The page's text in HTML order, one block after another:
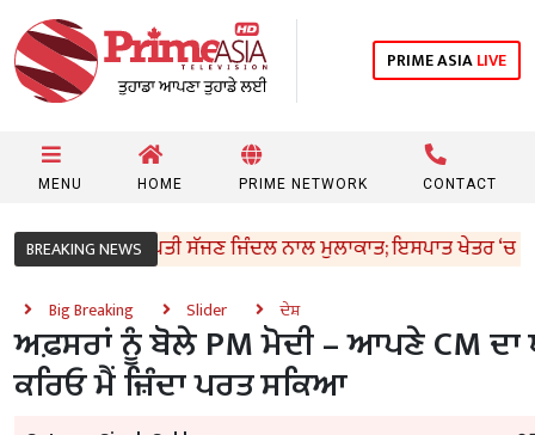
PRIME ASIALIVE
MENU HOME PRIME NETWORK CONTACT
BREAKING NEWS
ਦੀ ਉਦਯੋਗਪਤੀ ਸੱਜਣ ਜਿੰਦਲ ਨਾਲ ਮੁਲਾਕਾਤ; ਇਸਪਾਤ ਖੇਤਰ ‘ਚ
Big Breaking Slider ਦੇਸ਼
ਅਫ਼ਸਰਾਂ ਨੂੰ ਬੋਲੇ PM ਮੋਦੀ – ਆਪਣੇ CM ਦਾ
ਕਰਿਓ ਮੈਂ ਜ਼ਿੰਦਾ ਪਰਤ ਸਕਿਆ